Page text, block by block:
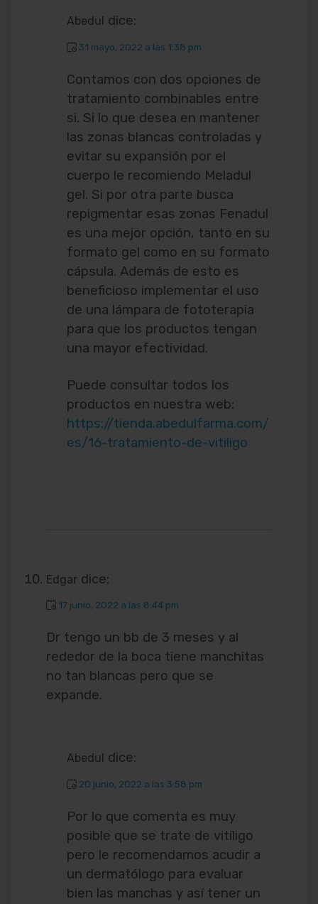
Abedul dice:
31 mayo, 2022 a las 1:38 pm
Contamos con dos opciones de
tratamiento combinables entre
si. Si lo que desea en mantener
las zonas blancas controladas y
evitar su expansión por el
cuerpo le recomiendo Meladul
gel. Si por otra parte busca
repigmentar esas zonas Fenadul
es una mejor opción, tanto en su
formato gel como en su formato
cápsula. Además de esto es
beneficioso implementar el uso
de una lámpara de fototerapia
para que los productos tengan
una mayor efectividad.
Puede consultar todos los
productos en nuestra web:
https://tienda.abedulfarma.com/
es/16-tratamiento-de-vitiligo
Edgar dice:
17 junio, 2022 a las 8:44 pm
Dr tengo un bb de 3 meses y al
rededor de la boca tiene manchitas
no tan blancas pero que se
expande.
Abedul dice:
20 junio, 2022 a las 3:58 pm
Por lo que comenta es muy
posible que se trate de vitíligo
pero le recomendamos acudir a
un dermatólogo para evaluar
bien las manchas y así tener un